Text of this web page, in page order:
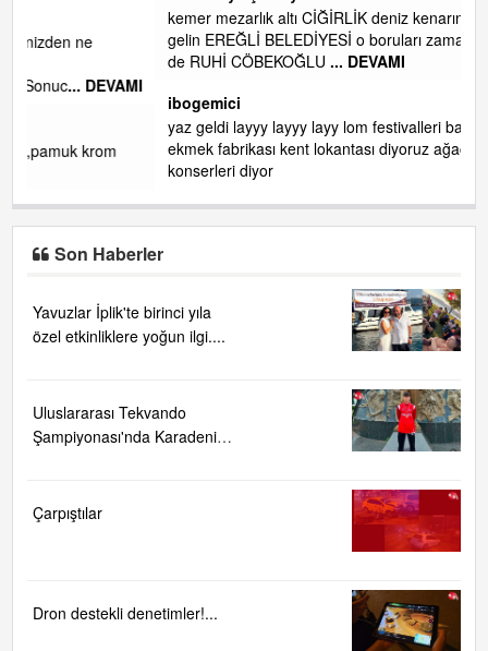
kemer mezarlık altı CİĞİRLİK deniz kenarına giden yola
gelin EREĞLİ BELEDİYESİ o boruları zamanında tüm ereğli
de RUHİ CÖBEKOĞLU... DEVAMI
yaz geldi layyy layyy layy lom festivalleri başladı biz halk
ekmek fabrikası kent lokantası diyoruz ağacum yaz
Son Haberler
Yavuzlar İplik'te birinci yıla
özel etkinliklere yoğun ilgi....
Uluslararası Tekvando
Şampiyonası'nda Karadeniz
Çarpıştılar
Dron destekli denetimler!...